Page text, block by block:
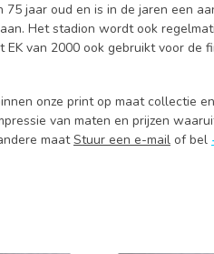
75 jaar oud en is in de jaren een
Het stadion wordt ook
van 2000 ook gebruikt voor de
onze print op maat collectie
van maten en prijzen
maatStuur een e-mail of bel